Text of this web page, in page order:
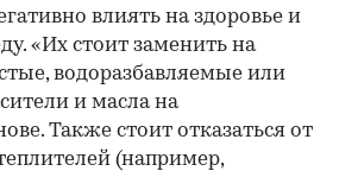
влиять на здоровье и
«Их стоит заменить на
водоразбавляемые или
и масла на
Также стоит отказаться от
(например,